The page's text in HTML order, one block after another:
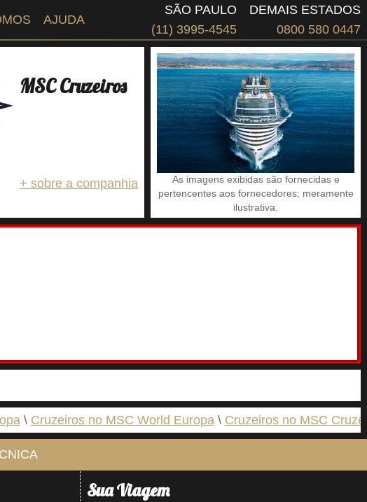
DEMAIS ESTADOS
0800 580 0447
SÃO PAULO
(11) 3995-4545
AJUDA
MSC Cruzeiros
+ sobre a companhia
As imagens exibidas são fornecidas e
pertencentes aos fornecedores; meramente
ilustrativa.
Cruzeiros no MSC World Europa Cruzeiros no MSC
Sua Viagem